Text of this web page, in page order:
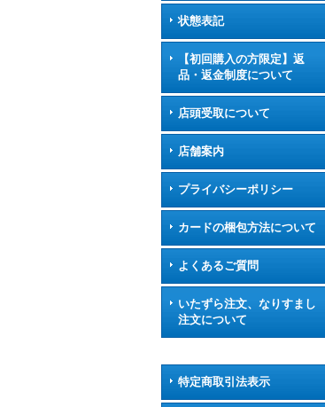
状態表記
【初回購入の方限定】返
品・返金制度について
店頭受取について
店舗案内
プライバシーポリシー
カードの梱包方法について
よくあるご質問
いたずら注文、なりすまし
注文について
特定商取引法表示